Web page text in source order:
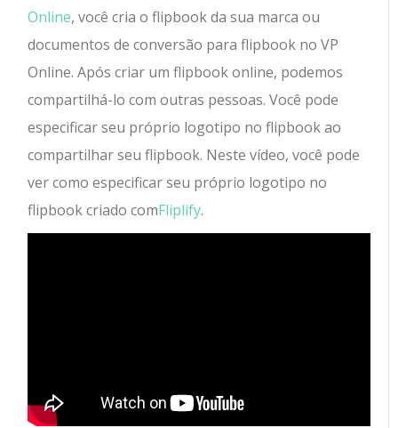
Online, você cria o flipbook da sua marca ou
documentos de conversão para flipbook no VP
Online. Após criar um flipbook online, podemos
compartilhá-lo com outras pessoas. Você pode
especificar seu próprio logotipo no flipbook ao
compartilhar seu flipbook. Neste vídeo, você pode
ver como especificar seu próprio logotipo no
flipbook criado comFliplify.